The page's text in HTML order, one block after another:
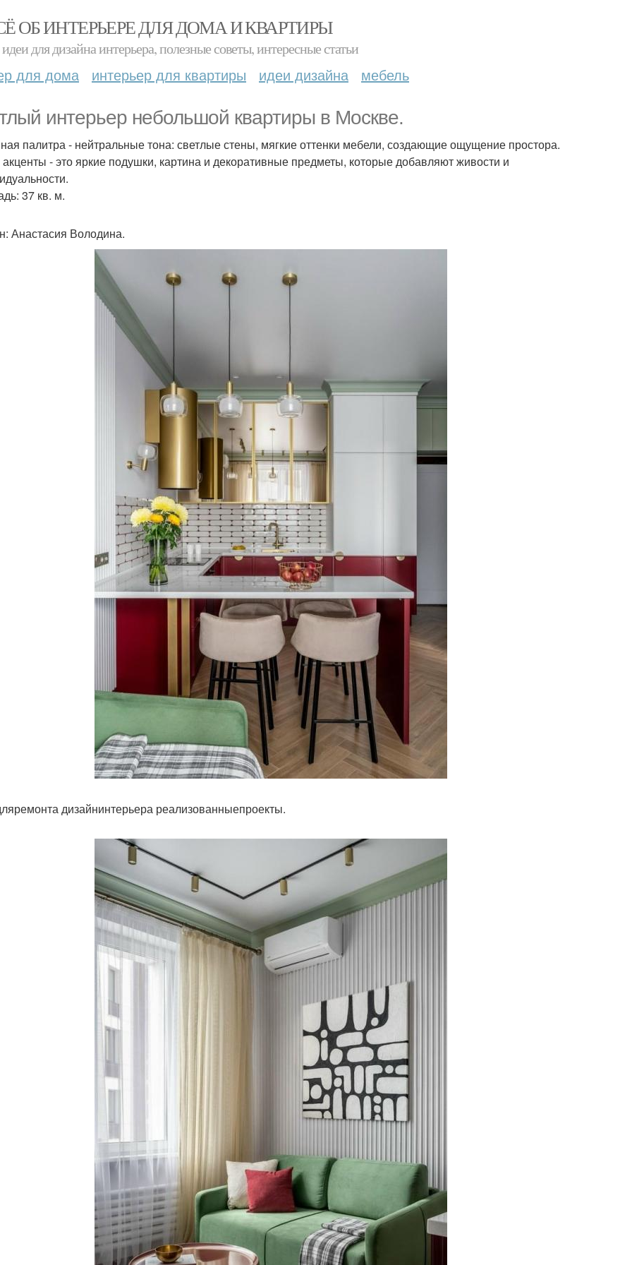
ОБ ИНТЕРЬЕРЕ ДЛЯ ДОМА И КВАРТИРЫ
для дизайна интерьера, полезные советы, интересные статьи
для дома интерьер для квартиры идеи дизайна мебель
интерьер небольшой квартиры в Москве.
палитра - нейтральные тона: светлые стены, мягкие оттенки мебели, создающие ощущение простора.
- это яркие подушки, картина и декоративные предметы, которые добавляют живости и
37 кв. м.
Анастасия Володина.
дизайнинтерьера реализованныепроекты.